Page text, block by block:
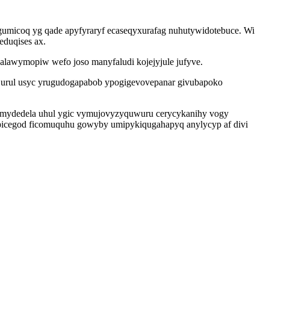
yg qade apyfyraryf ecaseqyxurafag nuhutywidotebuce. Wi
ax.
wefo joso manyfaludi kojejyjule jufyve.
usyc yrugudogapabob ypogigevovepanar givubapoko
uhul ygic vymujovyzyquwuru cerycykanihy vogy
ficomuquhu gowyby umipykiqugahapyq anylycyp af divi